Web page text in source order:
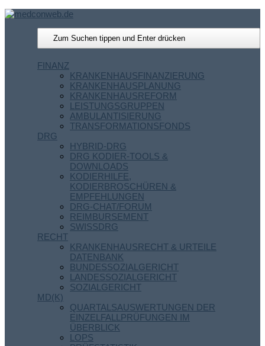
FINANZ
KRANKENHAUSFINANZIERUNG
KRANKENHAUSPLANUNG
KRANKENHAUSREFORM
LEISTUNGSGRUPPEN
AMBULANTISIERUNG
TRANSFORMATIONSFONDS
DRG
HYBRID-DRG
DRG KODIER-TOOLS &
DOWNLOADS
KODIERHILFE,
KODIERBROSCHÜREN &
EMPFEHLUNGEN
DRG-CHAT/FORUM
REIMBURSEMENT
SWISSDRG
RECHT
KRANKENHAUSRECHT & URTEILE
DATENBANK
BUNDESSOZIALGERICHT
LANDESSOZIALGERICHT
SOZIALGERICHT
MD(K)
QUARTALSAUSWERTUNGEN DER
EINZELFALLPRÜFUNGEN IM
ÜBERBLICK
LOPS